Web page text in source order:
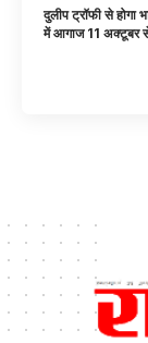
दुलीप ट्रॉफी से होगा
में आगाज 11 अक्टूबर